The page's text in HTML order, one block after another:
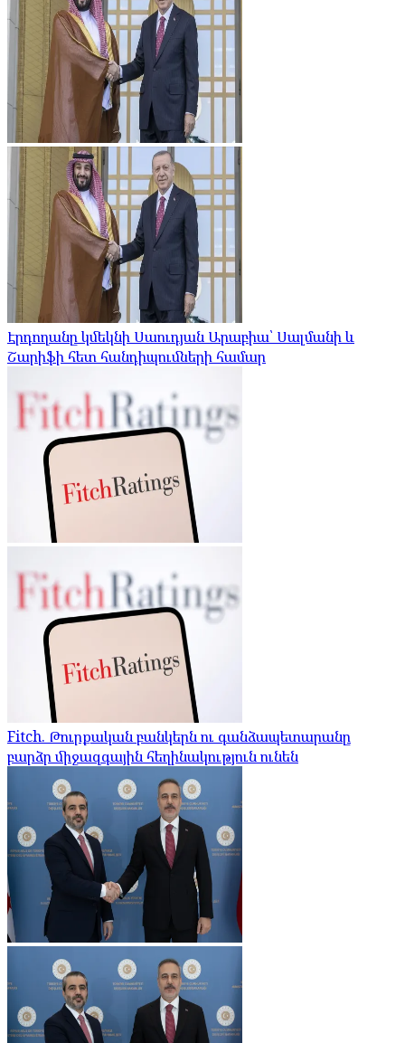
Էրդողանը կմեկնի Սաուդյան Արաբիա՝ Սալմանի և
Շարիֆի հետ հանդիպումների համար
Fitch. Թուրքական բանկերն ու գանձապետարանը
բարձր միջազգային հեղինակություն ունեն